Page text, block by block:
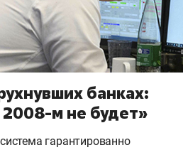
банках:
2008-м не будет»
гарантированно